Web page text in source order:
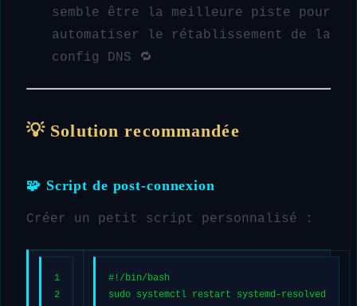
semble être la meilleure piste pour
automatiser le rétablissement de la
config DNS 🔁
💡 Solution recommandée
🧩 Script de post-connexion
Créer un petit script personnalisé :
1
2
#!/bin/bash
sudo systemctl restart systemd-resolved